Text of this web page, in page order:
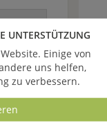
UNTERSTÜTZUNG
Einige von
uns helfen,
zu verbessern.